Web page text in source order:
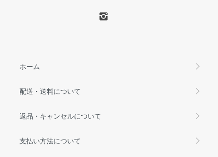
ホーム
配送・送料について
返品・キャンセルについて
支払い方法について